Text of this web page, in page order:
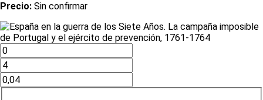
Precio: Sin confirmar